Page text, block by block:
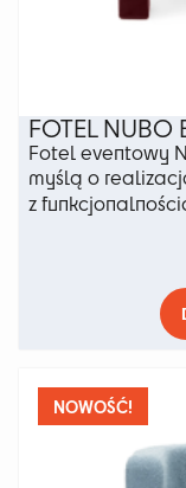
FOTEL NUBO
Fotel eventowy
myślą o
z
NOWOŚĆ!